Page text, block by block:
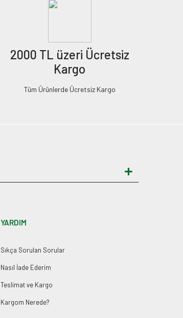
2000 TL üzeri Ücretsiz
Kargo
Tüm Ürünlerde Ücretsiz Kargo
YARDIM
Sıkça Sorulan Sorular
Nasıl İade Ederim
Teslimat ve Kargo
Kargom Nerede?